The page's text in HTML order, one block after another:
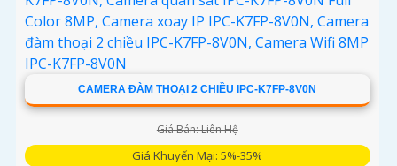
CAMERA ĐÀM THOẠI 2 CHIỀU IPC-K7FP-8V0N
Giá Bán: Liên Hệ
Giá Khuyến Mại: 5%-35%